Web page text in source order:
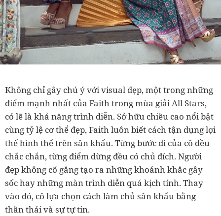
Không chỉ gây chú ý với visual đẹp, một trong những
điểm mạnh nhất của Faith trong mùa giải All Stars,
có lẽ là khả năng trình diễn. Sở hữu chiều cao nổi bật
cùng tỷ lệ cơ thể đẹp, Faith luôn biết cách tận dụng lợi
thế hình thể trên sân khấu. Từng bước đi của cô đều
chắc chắn, từng điểm dừng đều có chủ đích. Người
đẹp không cố gắng tạo ra những khoảnh khắc gây
sốc hay những màn trình diễn quá kịch tính. Thay
vào đó, cô lựa chọn cách làm chủ sân khấu bằng
thần thái và sự tự tin.